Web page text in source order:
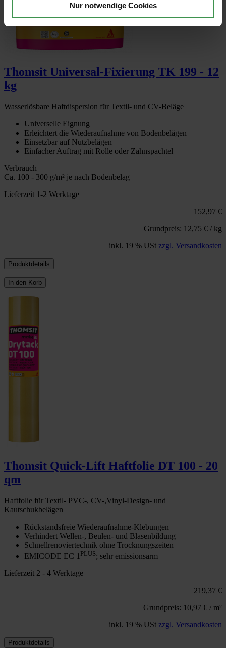
Nur notwendige Cookies
Thomsit Universal-Fixierung TK 199 - 12
kg
Wasserlösbare Haftdispersion für Textil- und CV-Beläge
Universelle Eignung
Erleichtert die Wiederaufnahme von Bodenbelägen
Einsetzbar auf Nutzbelägen
Einfacher Auftrag mit Rolle oder Zahnspachtel
Verbrauch
Ca. 100 - 300 g/m² je nach Bodenbelag
Lieferzeit 1-2 Werktage
152,97 €
Grundpreis: 12,75 € / kg
inkl. 19 % USt zzgl. Versandkosten
Produktdetails
In den Korb
Thomsit Quick-Lift Haftfolie DT 100 - 20
qm
Haftfolie für Textil- PVC-, CV-,Vinyl-Design- und
Kautschukbelägen
Rückstandsfreie Wiederaufnahme-Klebungen
Verhindert Wellen-, Beulen- und Blasenbildung
Schnellrenoviertechnik ohne Trocknungszeiten
EMICODE EC 1PLUS; sehr emissionsarm
Lieferzeit 2 - 4 Werktage
219,37 €
Grundpreis: 10,97 € / m²
inkl. 19 % USt zzgl. Versandkosten
Produktdetails